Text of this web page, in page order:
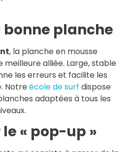
bonne planche
, la planche en mousse
alliée. Large, stable
les erreurs et facilite les
Notreécole de surf dispose
adaptées à tous les
« pop-up »